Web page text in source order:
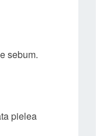
sebum.
pielea